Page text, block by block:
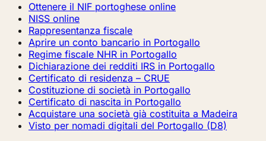
Ottenere il NIF portoghese online
NISS online
Rappresentanza fiscale
Aprire un conto bancario in Portogallo
Regime fiscale NHR in Portogallo
Dichiarazione dei redditi IRS in Portogallo
Certificato di residenza – CRUE
Costituzione di società in Portogallo
Certificato di nascita in Portogallo
Acquistare una società già costituita a Madeira
Visto per nomadi digitali del Portogallo (D8)